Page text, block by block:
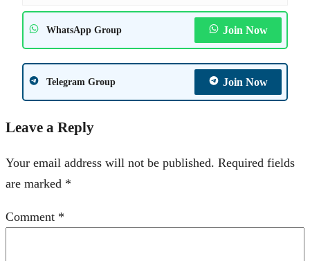
WhatsApp Group Join Now
Telegram Group Join Now
Leave a Reply
Your email address will not be published. Required fields
are marked *
Comment *